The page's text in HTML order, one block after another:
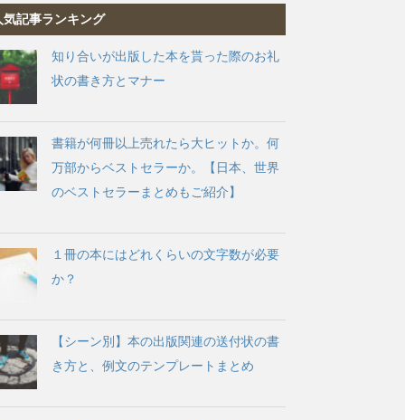
気記事ランキング
知り合いが出版した本を貰った際のお礼
状の書き方とマナー
書籍が何冊以上売れたら大ヒットか。何
万部からベストセラーか。【日本、世界
のベストセラーまとめもご紹介】
１冊の本にはどれくらいの文字数が必要
か？
【シーン別】本の出版関連の送付状の書
き方と、例文のテンプレートまとめ